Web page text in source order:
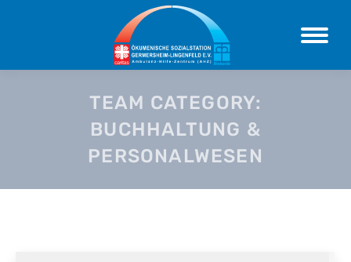
TEAM CATEGORY:
BUCHHALTUNG &
PERSONALWESEN